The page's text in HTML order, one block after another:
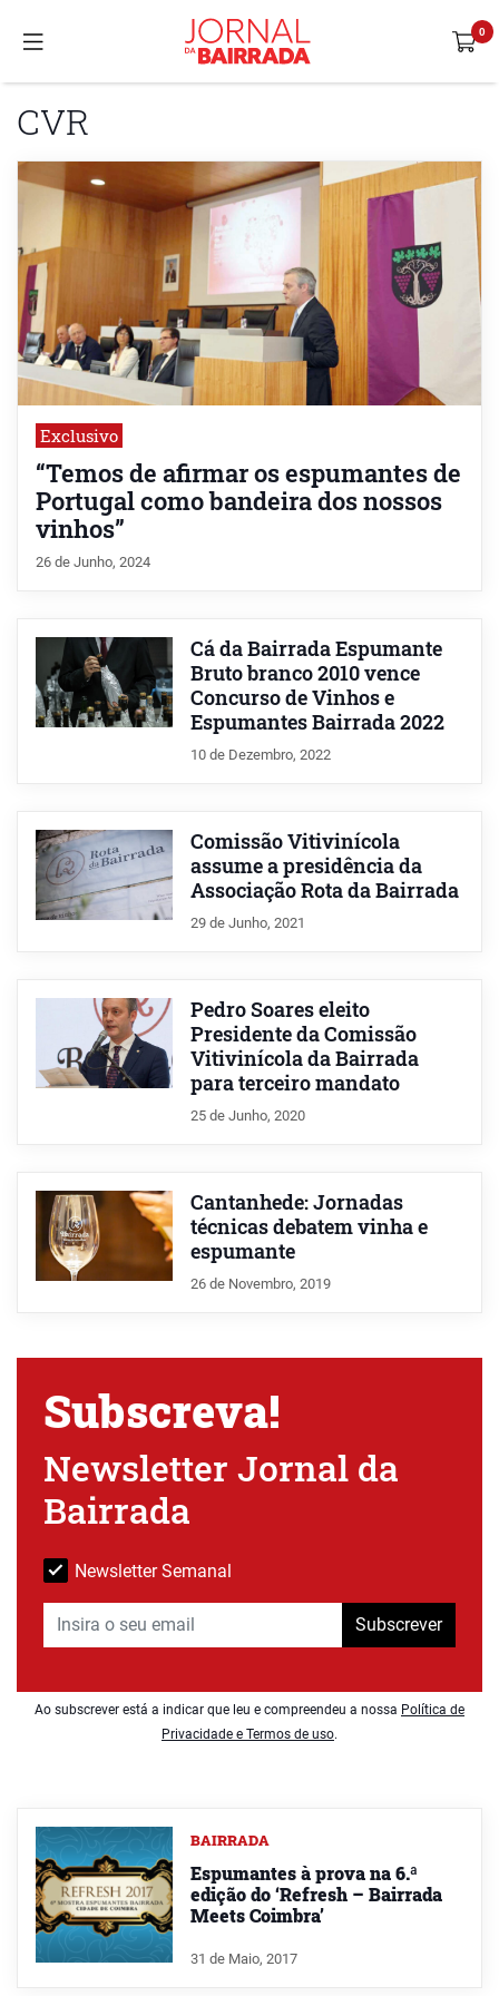
CVR
Exclusivo
“Temos de afirmar os espumantes de
Portugal como bandeira dos nossos
vinhos”
26 de Junho, 2024
Cá da Bairrada Espumante
Bruto branco 2010 vence
Concurso de Vinhos e
Espumantes Bairrada 2022
10 de Dezembro, 2022
Comissão Vitivinícola
assume a presidência da
Associação Rota da Bairrada
29 de Junho, 2021
Pedro Soares eleito
Presidente da Comissão
Vitivinícola da Bairrada
para terceiro mandato
25 de Junho, 2020
Cantanhede: Jornadas
técnicas debatem vinha e
espumante
26 de Novembro, 2019
Subscreva!
Newsletter Jornal da
Bairrada
Newsletter Semanal
Subscrever
Ao subscrever está a indicar que leu e compreendeu a nossa Política de
Privacidade e Termos de uso.
BAIRRADA
Espumantes à prova na 6.ª
edição do ‘Refresh – Bairrada
Meets Coimbra’
31 de Maio, 2017